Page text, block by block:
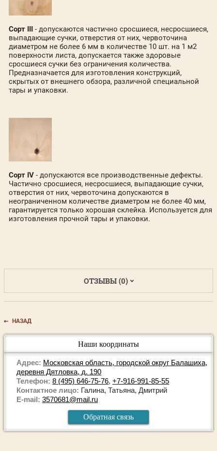
Сорт III - допускаются частично сросшиеся, несросшиеся,
выпадающие сучки, отверстия от них, червоточина
диаметром не более 6 мм в количестве 10 шт. на 1 м2
поверхности листа, допускается также здоровые
сросшиеся сучки без ограничения количества.
Предназначается для изготовления конструкций,
скрытых от внешнего обзора, различной специальной
тары и упаковки.
Сорт IV - допускаются все производственные дефекты.
Частично сросшиеся, несросшиеся, выпадающие сучки,
отверстия от них, червоточина допускаются в
неограниченном количестве диаметром не более 40 мм,
гарантируется только хорошая склейка. Используется для
изготовления прочной тары и упаковки.
ОТЗЫВЫ (0)
НАЗАД
Наши координаты
Адрес: Московская область, городской округ Балашиха,
деревня Дятловка, д. 190
Телефон: 8 (495) 646-75-76, +7-916-991-85-55
Контактное лицо: Галина, Татьяна, Дмитрий
E-mail: 3570681@mail.ru
Обратная связь